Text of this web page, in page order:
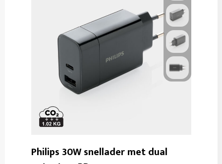
Philips 30W snellader met dual